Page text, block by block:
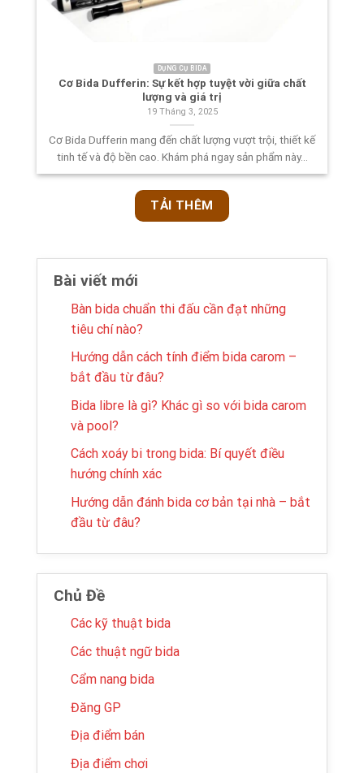
DỤNG CỤ BIDA
Cơ Bida Dufferin: Sự kết hợp tuyệt vời giữa chất
lượng và giá trị
19 Tháng 3, 2025
Cơ Bida Dufferin mang đến chất lượng vượt trội, thiết kế
tinh tế và độ bền cao. Khám phá ngay sản phẩm này...
TẢI THÊM
Bài viết mới
Bàn bida chuẩn thi đấu cần đạt những
tiêu chí nào?
Hướng dẫn cách tính điểm bida carom –
bắt đầu từ đâu?
Bida libre là gì? Khác gì so với bida carom
và pool?
Cách xoáy bi trong bida: Bí quyết điều
hướng chính xác
Hướng dẫn đánh bida cơ bản tại nhà – bắt
đầu từ đâu?
Chủ Đề
Các kỹ thuật bida
Các thuật ngữ bida
Cẩm nang bida
Đăng GP
Địa điểm bán
Địa điểm chơi